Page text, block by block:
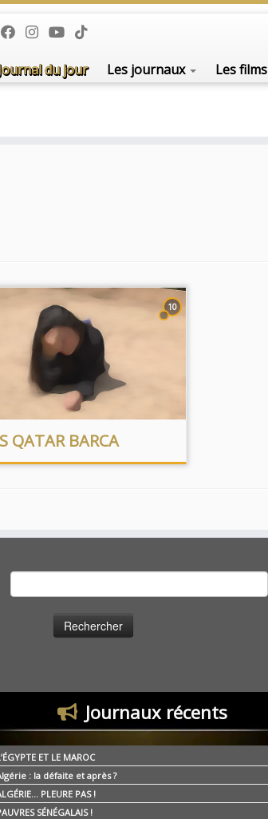
du jour Les journaux Les films
10
QATAR BARCA
Journaux récents
ET LE MAROC
: la défaite et après ?
PLEURE PAS !
SÉNÉGALAIS !